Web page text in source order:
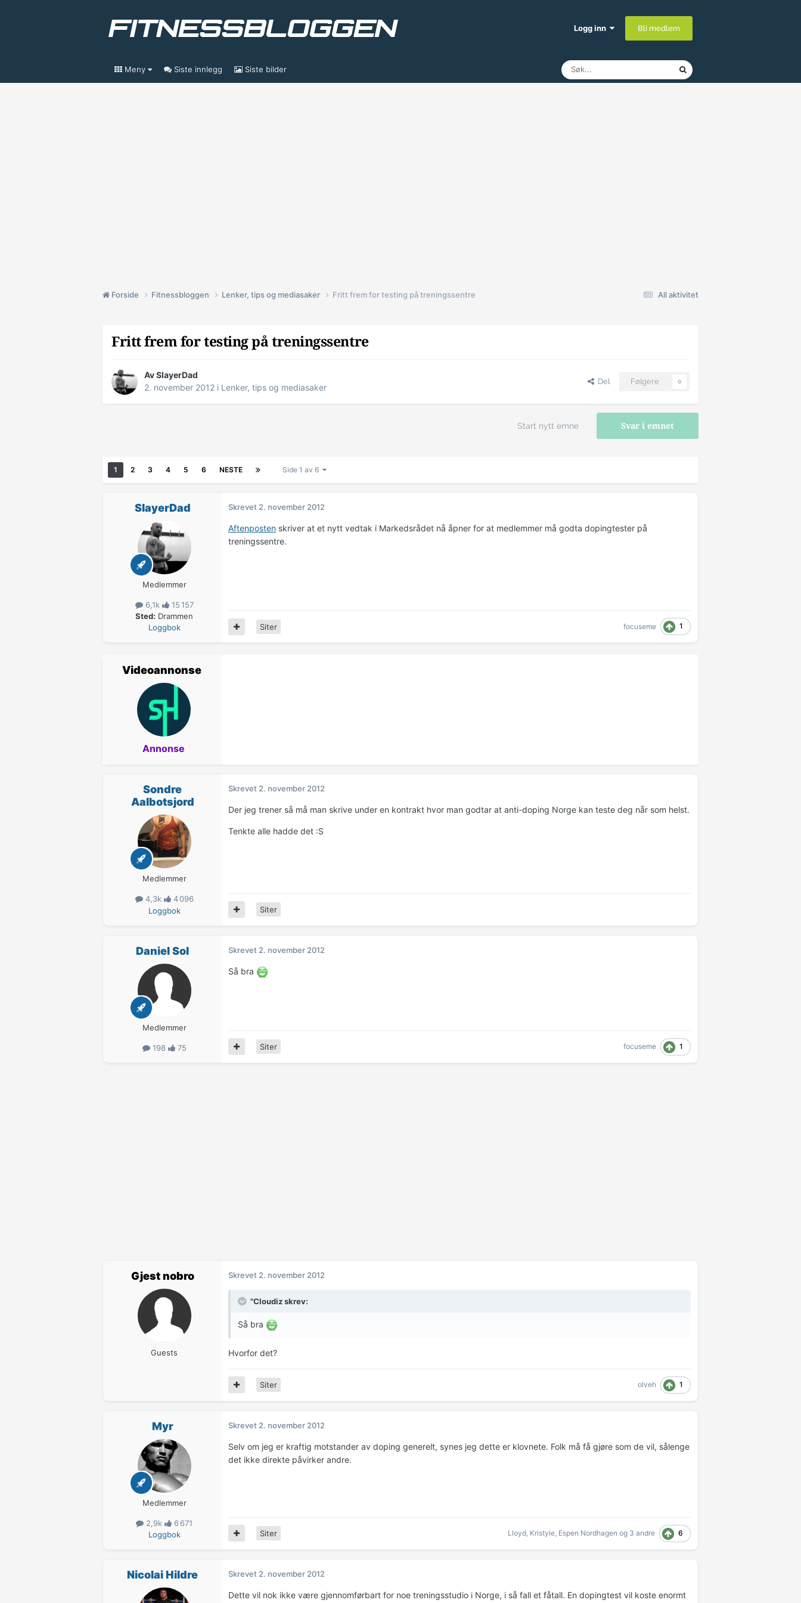
Logg inn Bli medlem
Meny Siste innlegg Siste bilder
All aktivitet
Forside Fitnessbloggen Lenker, tips og mediasaker Fritt frem for testing på treningssentre
Fritt frem for testing på treningssentre
AvSlayerDad
2. november 2012 i Lenker, tips og mediasaker
Del Følgere 0
Svar i emnet
Start nytt emne
1 2 3 4 5 6 NESTE Side 1 av 6
SlayerDad
Medlemmer
6,1k
15 157
Sted: Drammen
Loggbok
Skrevet 2. november 2012
Aftenposten skriver at et nytt vedtak i Markedsrådet nå åpner for at medlemmer må godta dopingtester på
treningssentre.
focuseme 1
Siter
Videoannonse
Annonse
Sondre
Aalbotsjord
Medlemmer
4,3k
4 096
Loggbok
Skrevet 2. november 2012
Der jeg trener så må man skrive under en kontrakt hvor man godtar at anti-doping Norge kan teste deg når som helst.
Tenkte alle hadde det :S
Siter
Daniel Sol
Medlemmer
198 75
Skrevet 2. november 2012
Så bra
focuseme 1
Siter
Gjest nobro
Guests
Skrevet 2. november 2012
"Cloudiz skrev:
Så bra
Hvorfor det?
olveh 1
Siter
Myr
Medlemmer
2,9k
6 671
Loggbok
Skrevet 2. november 2012
Selv om jeg er kraftig motstander av doping generelt, synes jeg dette er klovnete. Folk må få gjøre som de vil, sålenge
det ikke direkte påvirker andre.
Lloyd, Kristyle, Espen Nordhagen og 3 andre 6
Siter
Nicolai Hildre Skrevet 2. november 2012
Dette vil nok ikke være gjennomførbart for noe treningsstudio i Norge, i så fall et fåtall. En dopingtest vil koste enormt